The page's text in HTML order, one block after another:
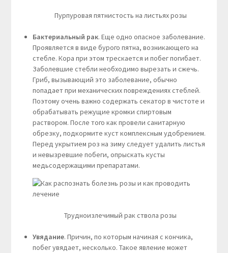
Пурпуровая пятнистость на листьях розы
Бактериальный рак. Еще одно опасное заболевание.
Проявляется в виде бурого пятна, возникающего на
стебле. Кора при этом трескается и побег погибает.
Заболевшие стебли необходимо вырезать и сжечь.
Гриб, вызывающий это заболевание, обычно
попадает при механических повреждениях стеблей.
Поэтому очень важно содержать секатор в чистоте и
обрабатывать режущие кромки спиртовым
раствором. После того как провели санитарную
обрезку, подкормите куст комплексным удобрением.
Перед укрытием роз на зиму следует удалить листья
и невызревшие побеги, опрыскать кусты
медьсодержащими препаратами.
Трудноизлечимый рак ствола розы
Увядание. Причин, по которым начиная с кончика,
побег увядает, несколько. Такое явление может